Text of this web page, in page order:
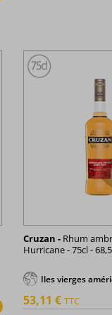
Cruzan - Rhum
Hurricane - 75cl -
Iles vierges
53,11 € TTC